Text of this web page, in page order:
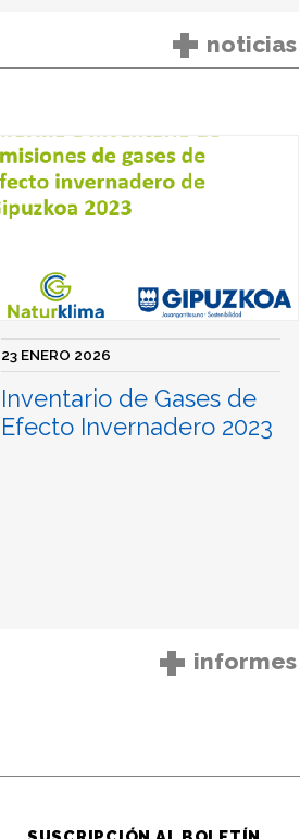
+ noticias
23 ENERO 2026
Inventario de Gases de
Efecto Invernadero 2023
+ informes